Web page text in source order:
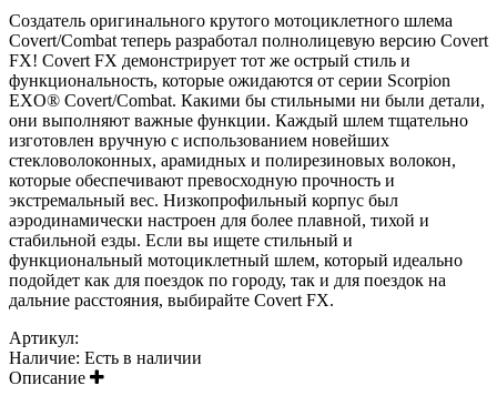
Создатель оригинального крутого мотоциклетного шлема
Covert/Combat теперь разработал полнолицевую версию Covert
FX! Covert FX демонстрирует тот же острый стиль и
функциональность, которые ожидаются от серии Scorpion
EXO® Covert/Combat. Какими бы стильными ни были детали,
они выполняют важные функции. Каждый шлем тщательно
изготовлен вручную с использованием новейших
стекловолоконных, арамидных и полирезиновых волокон,
которые обеспечивают превосходную прочность и
экстремальный вес. Низкопрофильный корпус был
аэродинамически настроен для более плавной, тихой и
стабильной езды. Если вы ищете стильный и
функциональный мотоциклетный шлем, который идеально
подойдет как для поездок по городу, так и для поездок на
дальние расстояния, выбирайте Covert FX.
Артикул:
Наличие: Есть в наличии
Описание